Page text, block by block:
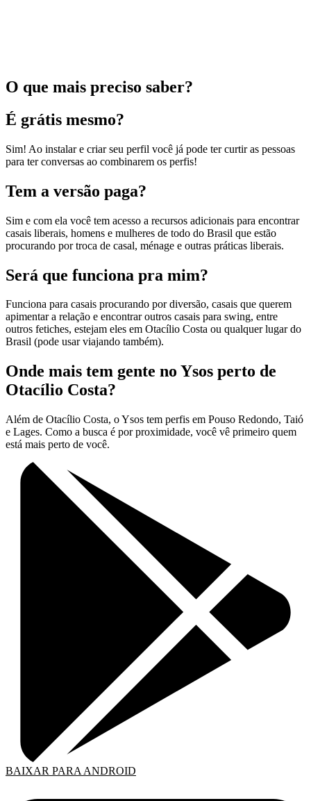
O que mais preciso saber?
É grátis mesmo?
Sim! Ao instalar e criar seu perfil você já pode ter curtir as pessoas
para ter conversas ao combinarem os perfis!
Tem a versão paga?
Sim e com ela você tem acesso a recursos adicionais para encontrar
casais liberais, homens e mulheres de todo do Brasil que estão
procurando por troca de casal, ménage e outras práticas liberais.
Será que funciona pra mim?
Funciona para casais procurando por diversão, casais que querem
apimentar a relação e encontrar outros casais para swing, entre
outros fetiches, estejam eles em Otacílio Costa ou qualquer lugar do
Brasil (pode usar viajando também).
Onde mais tem gente no Ysos perto de
Otacílio Costa?
Além de Otacílio Costa, o Ysos tem perfis em Pouso Redondo, Taió
e Lages. Como a busca é por proximidade, você vê primeiro quem
está mais perto de você.
BAIXAR PARA ANDROID